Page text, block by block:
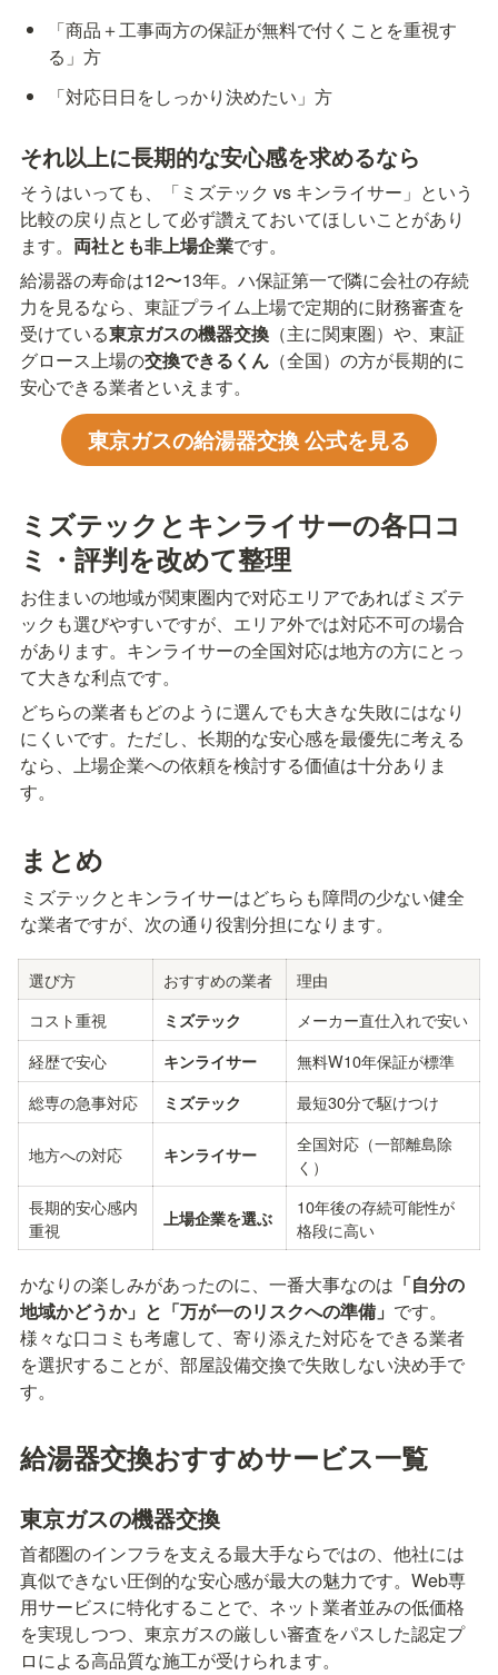
「商品＋工事両方の保証が無料で付くことを重視す
る」方
「対応日日をしっかり決めたい」方
それ以上に長期的な安心感を求めるなら
そうはいっても、「ミズテック vs キンライサー」という
比較の戻り点として必ず讚えておいてほしいことがあり
ます。 両社とも非上場企業です。
給湯器の寿命は12〜13年。ハ保証第一で隣に会社の存続
力を見るなら、東証プライム上場で定期的に財務審査を
受けている東京ガスの機器交換 （主に関東圏）や、東証
グロース上場の交換できるくん （全国）の方が長期的に
安心できる業者といえます。
東京ガスの給湯器交換 公式を見る
ミズテックとキンライサーの各口コ
ミ・評判を改めて整理
お住まいの地域が関東圏内で对応エリアであればミズテ
ックも選びやすいですが、エリア外では対応不可の場合
があります。キンライサーの全国対応は地方の方にとっ
て大きな利点です。
どちらの業者もどのように選んでも大きな失敗にはなり
にくいです。ただし、长期的な安心感を最優先に考える
なら、上場企業への依頼を検討する価値は十分ありま
す。
まとめ
ミズテックとキンライサーはどちらも障問の少ない健全
な業者ですが、次の通り役割分担になります。
選び方 おすすめの業者
理由
コスト重視
ミズテック
メーカー直仕入れで安い
経歴で安心
キンライサー
無料W10年保証が標準
総専の急事対応
ミズテック 最短30分で駆けつけ
地方への対応 キンライサー
全国対応（一部離島除
く）
長期的安心感内
重視
上場企業を選ぶ
10年後の存続可能性が
格段に高い
かなりの楽しみがあったのに、一番大事なのは 「自分の
地域かどうか」と「万が一のリスクへの準備」 です。
様々な口コミも考慮して、寄り添えた対応をできる業者
を選択することが、部屋設備交換で失敗しない決め手で
す。
給湯器交換おすすめサービス一覧
東京ガスの機器交換
首都圏のインフラを支える最大手ならではの、他社には
真似できない圧倒的な安心感が最大の魅力です。Web専
用サービスに特化することで、ネット業者並みの低価格
を実現しつつ、東京ガスの厳しい審査をパスした認定プ
ロによる高品質な施工が受けられます。